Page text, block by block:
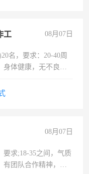
工 08月07日
名，要求：20-40周
身体健康，无不良嗜
品，两班倒，每月
08月07日
要求;18-35之间，气质
有团队合作精神，有